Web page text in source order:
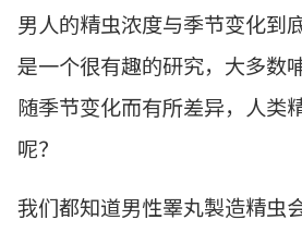
男人的精虫浓度与季节变化到
是一个很有趣的研究，大多数
随季节变化而有所差异，人类
呢？
我们都知道男性睪丸製造精虫